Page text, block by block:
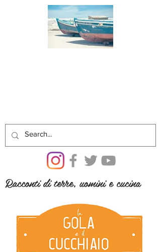
Racconti di terre, uomini e cucina